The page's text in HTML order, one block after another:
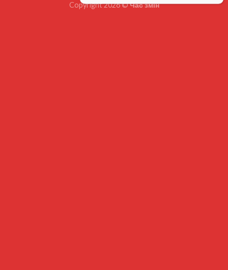
Copyright 2026 ©Час змін